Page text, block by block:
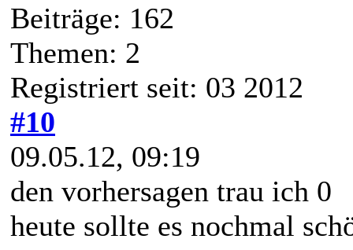
Beiträge: 162
Themen: 2
Registriert seit: 03 2012
#10
09.05.12, 09:19
den vorhersagen trau ich 0
heute sollte es nochmal